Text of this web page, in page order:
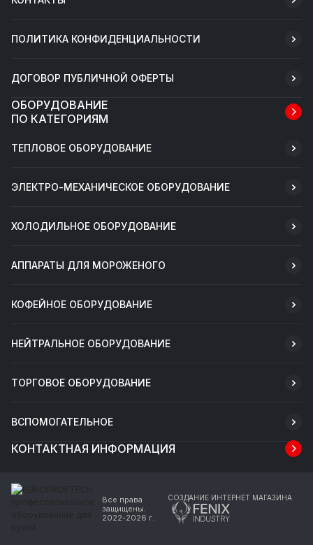
ПОЛИТИКА КОНФИДЕНЦИАЛЬНОСТИ
ДОГОВОР ПУБЛИЧНОЙ ОФЕРТЫ
ОБОРУДОВАНИЕ
ПО КАТЕГОРИЯМ
ТЕПЛОВОЕ ОБОРУДОВАНИЕ
ЭЛЕКТРО-МЕХАНИЧЕСКОЕ ОБОРУДОВАНИЕ
ХОЛОДИЛЬНОЕ ОБОРУДОВАНИЕ
АППАРАТЫ ДЛЯ МОРОЖЕНОГО
КОФЕЙНОЕ ОБОРУДОВАНИЕ
НЕЙТРАЛЬНОЕ ОБОРУДОВАНИЕ
ТОРГОВОЕ ОБОРУДОВАНИЕ
ВСПОМОГАТЕЛЬНОЕ
КОНТАКТНАЯ ИНФОРМАЦИЯ
Все права
защищены.
2022-2026 г.
СОЗДАНИЕ ИНТЕРНЕТ МАГАЗИНА